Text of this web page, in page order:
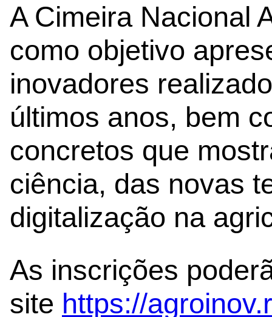
A Cimeira Nacional
como objetivo
inovadores
últimos anos, bem
concretos que
ciência, das novas
digitalização na
As inscrições
site https://